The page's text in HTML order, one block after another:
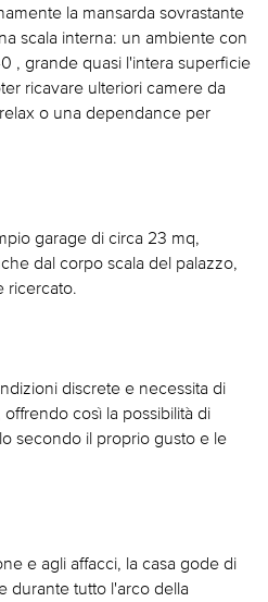
la mansarda sovrastante
scala interna: un ambiente con
, grande quasi l'intera superficie
ricavare ulteriori camere da
o una dependance per
garage di circa 23 mq,
dal corpo scala del palazzo,
ricercato.
discrete e necessita di
così la possibilità di
secondo il proprio gusto e le
e agli affacci, la casa gode di
durante tutto l'arco della